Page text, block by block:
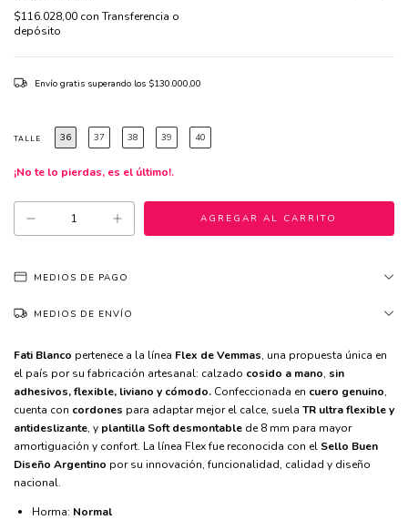
$116.028,00 con Transferencia o
depósito
Envío gratis superando los $130.000,00
TALLE 36 37 38 39 40
¡No te lo pierdas, es el último!.
MEDIOS DE PAGO
MEDIOS DE ENVÍO
Fati Blanco pertenece a la línea Flex de Vemmas, una propuesta única en
el país por su fabricación artesanal: calzado cosido a mano, sin
adhesivos, flexible, liviano y cómodo. Confeccionada en cuero genuino,
cuenta con cordones para adaptar mejor el calce, suela TR ultra flexible y
antideslizante, y plantilla Soft desmontable de 8 mm para mayor
amortiguación y confort. La línea Flex fue reconocida con el Sello Buen
Diseño Argentino por su innovación, funcionalidad, calidad y diseño
nacional.
Horma: Normal